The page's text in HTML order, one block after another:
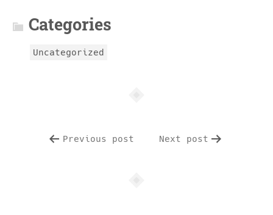
Categories
Uncategorized
Previous post Next post